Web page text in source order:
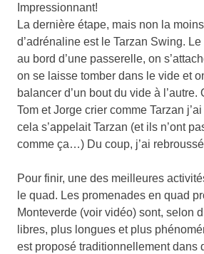
Impressionnant!
La dernière étape, mais non la
d’adrénaline est le Tarzan Swing.
au bord d’une passerelle, on
on se laisse tomber dans le vide et
balancer d’un bout du vide à l’autre.
Tom et Jorge crier comme Tarzan
cela s’appelait Tarzan (et ils n’ont
comme ça…) Du coup, j’ai
Pour finir, une des meilleures
le quad. Les promenades en quad
Monteverde (voir vidéo) sont, selon
libres, plus longues et plus
est proposé traditionnellement dans